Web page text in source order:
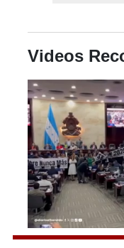
Videos
0